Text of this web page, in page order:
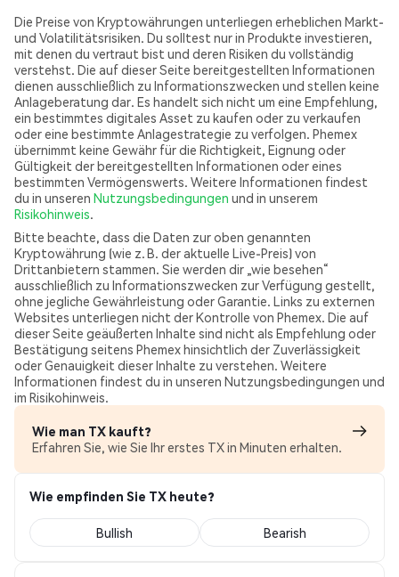
Die Preise von Kryptowährungen unterliegen erheblichen Markt-
und Volatilitätsrisiken. Du solltest nur in Produkte investieren,
mit denen du vertraut bist und deren Risiken du vollständig
verstehst. Die auf dieser Seite bereitgestellten Informationen
dienen ausschließlich zu Informationszwecken und stellen keine
Anlageberatung dar. Es handelt sich nicht um eine Empfehlung,
ein bestimmtes digitales Asset zu kaufen oder zu verkaufen
oder eine bestimmte Anlagestrategie zu verfolgen. Phemex
übernimmt keine Gewähr für die Richtigkeit, Eignung oder
Gültigkeit der bereitgestellten Informationen oder eines
bestimmten Vermögenswerts. Weitere Informationen findest
du in unseren Nutzungsbedingungen und in unserem
Risikohinweis.
Bitte beachte, dass die Daten zur oben genannten
Kryptowährung (wie z. B. der aktuelle Live-Preis) von
Drittanbietern stammen. Sie werden dir „wie besehen“
ausschließlich zu Informationszwecken zur Verfügung gestellt,
ohne jegliche Gewährleistung oder Garantie. Links zu externen
Websites unterliegen nicht der Kontrolle von Phemex. Die auf
dieser Seite geäußerten Inhalte sind nicht als Empfehlung oder
Bestätigung seitens Phemex hinsichtlich der Zuverlässigkeit
oder Genauigkeit dieser Inhalte zu verstehen. Weitere
Informationen findest du in unseren Nutzungsbedingungen und
im Risikohinweis.
Wie man TX kauft?
Erfahren Sie, wie Sie Ihr erstes TX in Minuten erhalten.
Wie empfinden Sie TX heute?
Bullish Bearish